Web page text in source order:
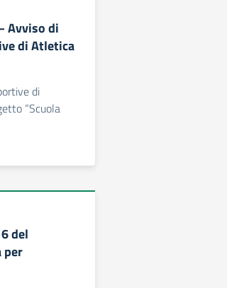
Avviso di
di Atletica
di
“Scuola
del
per